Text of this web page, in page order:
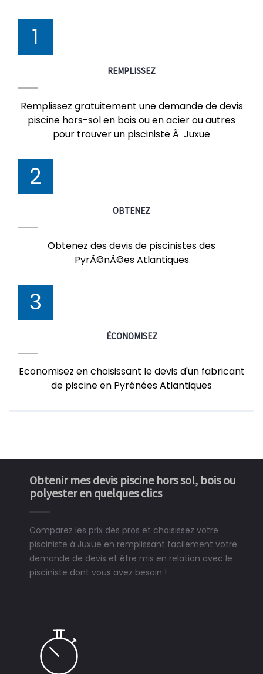
1
REMPLISSEZ
Remplissez gratuitement une demande de devis
piscine hors-sol en bois ou en acier ou autres
pour trouver un pisciniste Ã Juxue
2
OBTENEZ
Obtenez des devis de piscinistes des
PyrÃ©nÃ©es Atlantiques
3
ÉCONOMISEZ
Economisez en choisissant le devis d'un fabricant
de piscine en Pyrénées Atlantiques
Obtenir mes devis piscine hors sol, bois ou
polyester en quelques clics
Comparez les prix des pros et choisissez votre
pisciniste à Juxue en remplissant facilement votre
demande de devis et être mis en relation avec le
pisciniste dont vous avez besoin !